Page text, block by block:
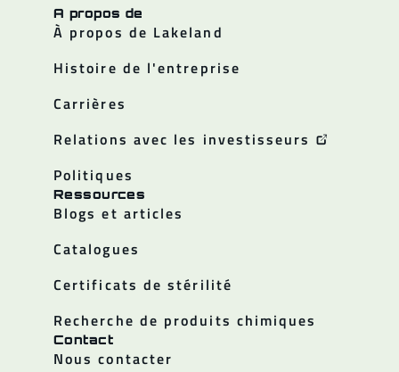
A propos de
À propos de Lakeland
Histoire de l'entreprise
Carrières
Relations avec les investisseurs
Politiques
Ressources
Blogs et articles
Catalogues
Certificats de stérilité
Recherche de produits chimiques
Contact
Nous contacter